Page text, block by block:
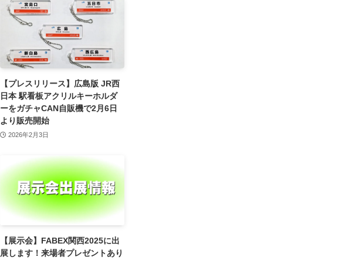
【プレスリリース】広島版 JR西
日本 駅看板アクリルキーホルダ
ーをガチャCAN自販機で2月6日
より販売開始
2026年2月3日
【展示会】FABEX関西2025に出
展します！来場者プレゼントあり